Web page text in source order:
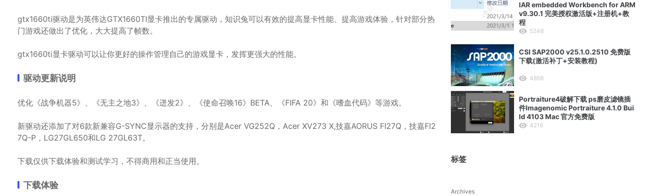
gtx1660ti驱动是为英伟达GTX1660TI显卡推出的专属驱动，知识兔可以有效的提高显卡性能、提高游戏体验，针对部分热
门游戏还做出了优化，大大提高了帧数。
gtx1660ti显卡驱动可以让你更好的操作管理自己的游戏显卡，发挥更强大的性能。
驱动更新说明
优化《战争机器5》、《无主之地3》、《迸发2》、《使命召唤16》BETA、《FIFA 20》和《嗜血代码》等游戏。
新驱动还添加了对6款新兼容G-SYNC显示器的支持，分别是Acer VG252Q，Acer XV273 X,技嘉AORUS FI27Q，技嘉FI2
7Q-P，LG27GL650和LG 27GL63T。
下载仅供下载体验和测试学习，不得商用和正当使用。
下载体验
IAR embedded Workbench for ARM
v9.30.1 完美授权激活版+注册机+教
程
5248
CSI SAP2000 v25.1.0.2510 免费版
下载(激活补丁+安装教程)
4868
Portraiture4破解下载 ps磨皮滤镜插
件Imagenomic Portraiture 4.1.0 Bui
ld 4103 Mac 官方免费版
4216
标签
Archives